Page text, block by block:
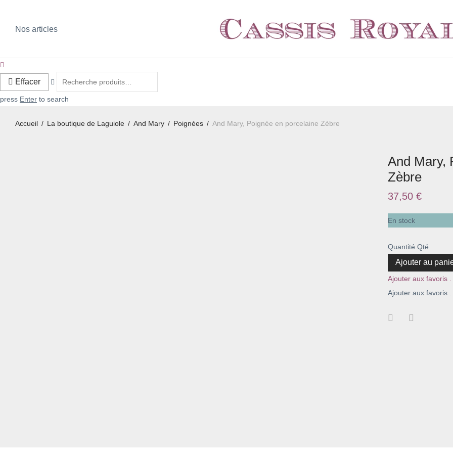
Nos articles
Effacer
press Enter to search
Accueil / La boutique de Laguiole / And Mary / Poignées / And Mary, Poignée en porcelaine Zèbre
And Mary,
Zèbre
37,50 €
En stock
Quantité Qté
Ajouter au
Ajouter aux favoris .
Ajouter aux favoris .